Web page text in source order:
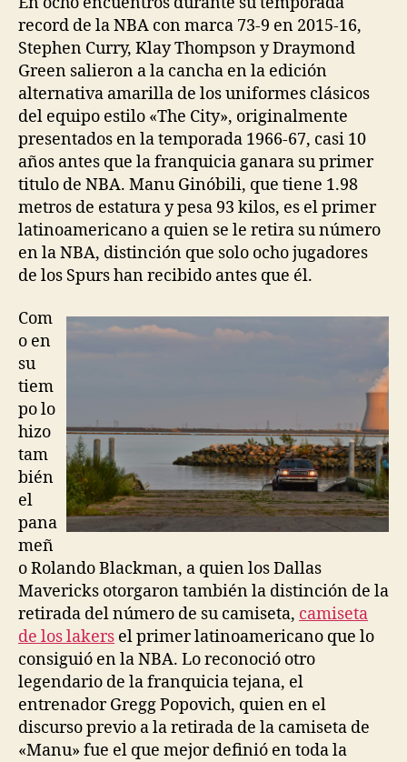
record de la NBA con marca 73-9 en 2015-16,
Stephen Curry, Klay Thompson y Draymond
Green salieron a la cancha en la edición
alternativa amarilla de los uniformes clásicos
del equipo estilo «The City», originalmente
presentados en la temporada 1966-67, casi 10
años antes que la franquicia ganara su primer
titulo de NBA. Manu Ginóbili, que tiene 1.98
metros de estatura y pesa 93 kilos, es el primer
latinoamericano a quien se le retira su número
en la NBA, distinción que solo ocho jugadores
de los Spurs han recibido antes que él.
Com
o en
su
tiem
po lo
hizo
tam
bién
el
pana
meñ
o Rolando Blackman, a quien los Dallas
Mavericks otorgaron también la distinción de la
retirada del número de su camiseta, camiseta
de los lakers el primer latinoamericano que lo
consiguió en la NBA. Lo reconoció otro
legendario de la franquicia tejana, el
entrenador Gregg Popovich, quien en el
discurso previo a la retirada de la camiseta de
«Manu» fue el que mejor definió en toda la